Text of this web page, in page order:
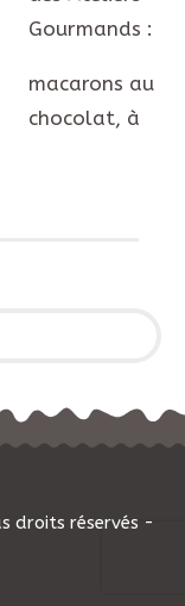
Gourmands :
macarons au
chocolat, à
droits réservés -